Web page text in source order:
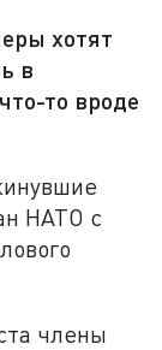
хотят
в
то вроде
НАТО с
члены